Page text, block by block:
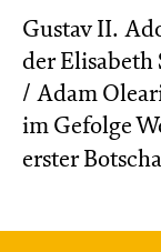
Gustav II.
der
/ Adam
im Gefolge
erster